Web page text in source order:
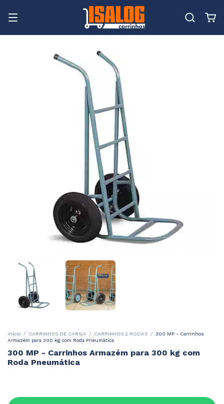
Início / CARRINHOS DE CARGA / CARRINHOS 2 RODAS / 300 MP - Carrinhos
Armazém para 300 kg com Roda Pneumática
300 MP - Carrinhos Armazém para 300 kg com
Roda Pneumática